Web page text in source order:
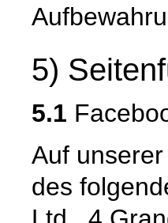
5)
5.1
Auf
des